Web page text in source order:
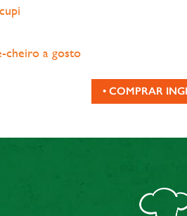
cheiro a gosto
• COMPRAR